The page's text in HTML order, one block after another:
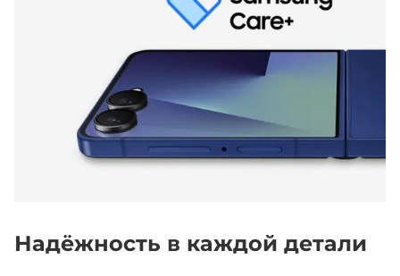
Надёжность в каждой детали